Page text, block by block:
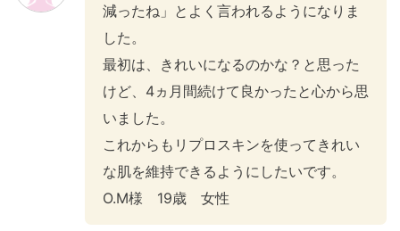
減ったね」とよく言われるようになりま
した。
最初は、きれいになるのかな？と思った
けど、4ヵ月間続けて良かったと心から思
いました。
これからもリプロスキンを使ってきれい
な肌を維持できるようにしたいです。
O.M様 19歳 女性